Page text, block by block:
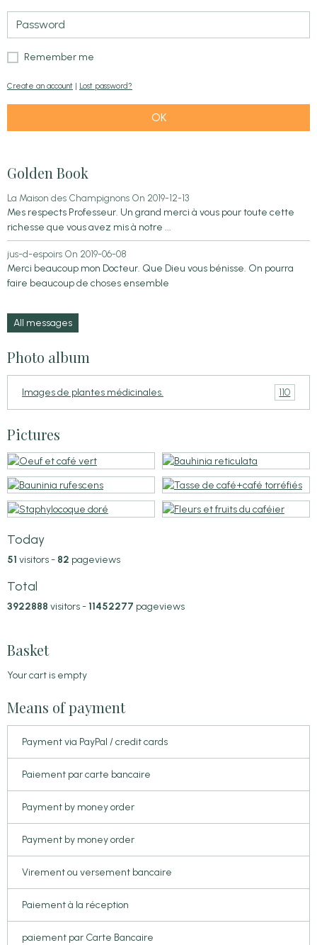
Remember me
Create an account | Lost password?
OK
Golden Book
La Maison des Champignons On 2019-12-13
Mes respects Professeur. Un grand merci à vous pour toute cette
richesse que vous avez mis à notre ...
jus-d-espoirs On 2019-06-08
Merci beaucoup mon Docteur. Que Dieu vous bénisse. On pourra
faire beaucoup de choses ensemble
All messages
Photo album
Images de plantes médicinales. 110
Pictures
Today
51 visitors - 82 pageviews
Total
3922888 visitors - 11452277 pageviews
Basket
Your cart is empty
Means of payment
Payment via PayPal / credit cards
Paiement par carte bancaire
Payment by money order
Payment by money order
Virement ou versement bancaire
Paiement à la réception
paiement par Carte Bancaire